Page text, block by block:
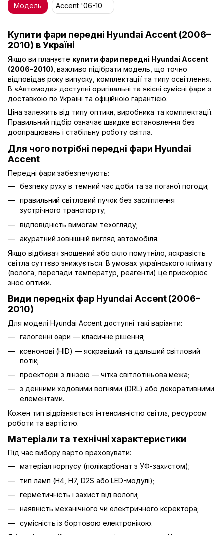
Купити фари передні Hyundai Accent (2006–
2010) в Україні
Якщо ви плануєте купити фари передні Hyundai Accent
(2006–2010) , важливо підібрати модель, що точно
відповідає року випуску, комплектації та типу освітлення.
В «Автомода» доступні оригінальні та якісні сумісні фари з
доставкою по Україні та офіційною гарантією.
Ціна залежить від типу оптики, виробника та комплектації.
Правильний підбір означає швидке встановлення без
доопрацювань і стабільну роботу світла.
Для чого потрібні передні фари Hyundai
Accent
Передні фари забезпечують:
безпеку руху в темний час доби та за поганої погоди;
правильний світловий пучок без засліплення
зустрічного транспорту;
відповідність вимогам техогляду;
акуратний зовнішній вигляд автомобіля.
Якщо відбивач зношений або скло помутніло, яскравість
світла суттєво знижується. В умовах українського клімату
(волога, перепади температур, реагенти) це прискорює
знос оптики.
Види передніх фар Hyundai Accent (2006–
2010)
Для моделі Hyundai Accent доступні такі варіанти:
галогенні фари — класичне рішення;
ксенонові (HID) — яскравіший та дальший світловий
потік;
проекторні з лінзою — чітка світлотіньова межа;
з денними ходовими вогнями (DRL) або декоративними
елементами.
Кожен тип відрізняється інтенсивністю світла, ресурсом
роботи та вартістю.
Матеріали та технічні характеристики
Під час вибору варто враховувати:
матеріал корпусу (полікарбонат з УФ-захистом);
тип ламп (H4, H7, D2S або LED-модулі);
герметичність і захист від вологи;
наявність механічного чи електричного коректора;
сумісність із бортовою електронікою.
Модель Accent '06-10